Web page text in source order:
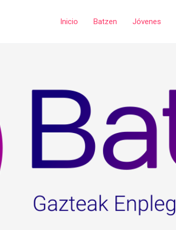
Inicio Batzen Jóvenes